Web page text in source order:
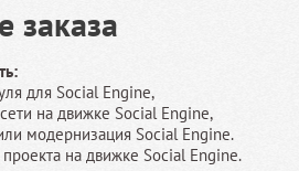
заказа
для Social Engine,
на движке Social Engine,
модернизация Social Engine.
проекта на движке Social Engine.